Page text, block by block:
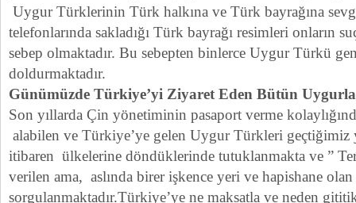
Uygur Türklerinin Türk halkına ve Türk bayrağına
telefonlarında sakladığı Türk bayrağı resimleri onların
sebep olmaktadır. Bu sebepten binlerce Uygur Türkü
doldurmaktadır.
Günümüzde Türkiye’yi Ziyaret Eden Bütün
Son yıllarda Çin yönetiminin pasaport verme
alabilen ve Türkiye’ye gelen Uygur Türkleri geçtiğimiz
itibaren ülkelerine döndüklerinde tutuklanmakta ve ”
verilen ama, aslında birer işkence yeri ve hapishane
sorgulanmaktadır.Türkiye’ye ne maksatla ve neden